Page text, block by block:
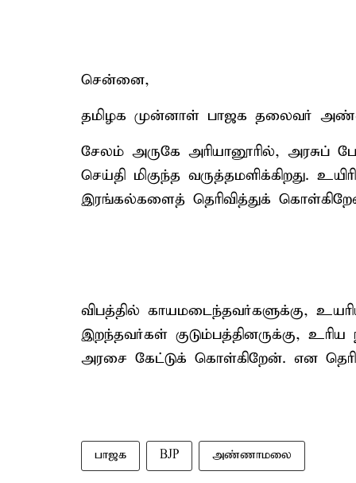
சென்னை,
தமிழக முன்னாள் பாஜக தலைவர்
சேலம் அருகே அரியானூரில், அரசுப்
செய்தி மிகுந்த வருத்தமளிக்கிறது.
இரங்கல்களைத் தெரிவித்துக்
விபத்தில் காயமடைந்தவர்களுக்கு,
இறந்தவர்கள் குடும்பத்தினருக்கு,
அரசை கேட்டுக் கொள்கிறேன். என
பாஜக BJP அண்ணாமலை